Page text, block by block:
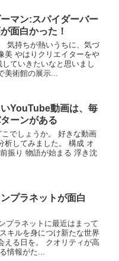
マン:スパイダーバー
面白かった！
気持ちが熱いうちに、気づ
美 やはりクリエイターをや
ていきたいなと思いまし
美術館の展示...
YouTube動画は、毎
ーンがある
でしょうか。 好きな動画
析してみました。 構成 オ
振り 物語が始まる 浮き沈
プラネットが面白
プラネットに最近はまって
キルを身につけ新たな世界
える日を。 クオリティが高
情報がた...